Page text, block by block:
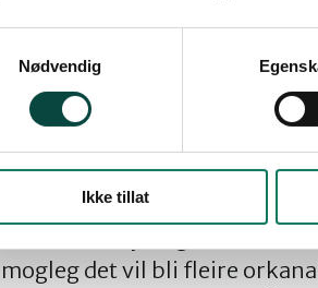
Nødvendig
Ikke tillat
5. Dei øydeleggjande
mogleg det vil bli fleire